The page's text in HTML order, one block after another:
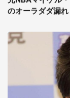
のオーラダダ漏